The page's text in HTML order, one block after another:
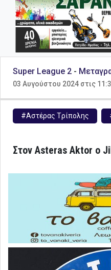
Super League 2 -
03 Αυγούστου 2024 στις
#Αστέρας Tρίπολης
Στον Asteras Aktor o